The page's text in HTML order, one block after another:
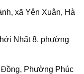
xã Yên Xuân, Hà
Nhất 8, phường
Đồng, Phường Phúc